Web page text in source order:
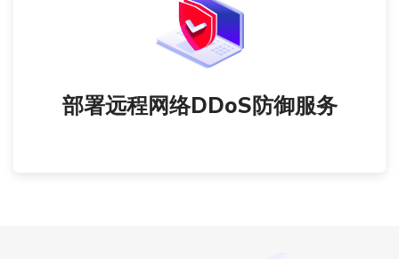
部署远程网络DDoS防御服务